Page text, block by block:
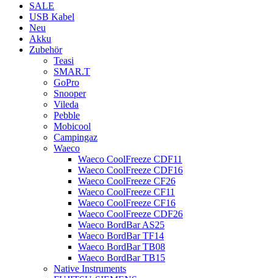
SALE
USB Kabel
Neu
Akku
Zubehör
Teasi
SMAR.T
GoPro
Snooper
Vileda
Pebble
Mobicool
Campingaz
Waeco
Waeco CoolFreeze CDF11
Waeco CoolFreeze CDF16
Waeco CoolFreeze CF26
Waeco CoolFreeze CF11
Waeco CoolFreeze CF16
Waeco CoolFreeze CDF26
Waeco BordBar AS25
Waeco BordBar TF14
Waeco BordBar TB08
Waeco BordBar TB15
Native Instruments